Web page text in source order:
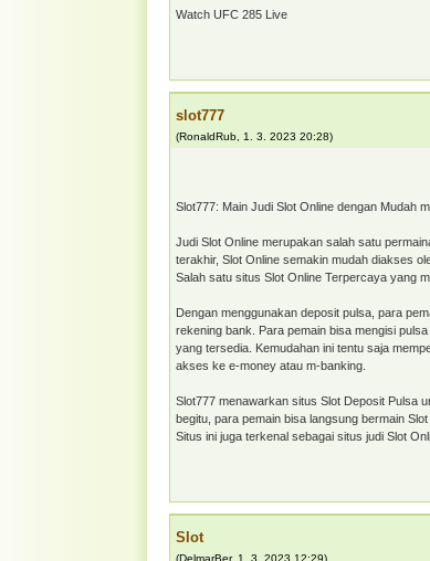
Watch UFC 285 Live
slot777
(RonaldRub, 1. 3. 2023 20:28)
Slot777: Main Judi Slot Online dengan Mudah
Judi Slot Online merupakan salah satu
terakhir, Slot Online semakin mudah diakses
Salah satu situs Slot Online Terpercaya yang
Dengan menggunakan deposit pulsa, para
rekening bank. Para pemain bisa mengisi
yang tersedia. Kemudahan ini tentu saja
akses ke e-money atau m-banking.
Slot777 menawarkan situs Slot Deposit Pulsa
begitu, para pemain bisa langsung bermain
Situs ini juga terkenal sebagai situs judi Slot
Slot